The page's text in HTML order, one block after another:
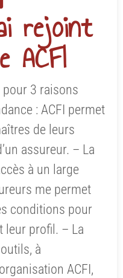
rejoint
ACFI
pour 3 raisons
: ACFI permet
de leurs
assureur. – La
à un large
me permet
conditions pour
leur profil. – La
à
ACFI,